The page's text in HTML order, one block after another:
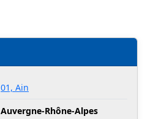
01, Ain
Auvergne-Rhône-Alpes